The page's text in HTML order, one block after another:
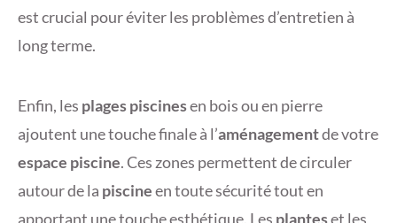
est crucial pour éviter les problèmes d’entretien à
long terme.
Enfin, les plages piscinesen bois ou en pierre
ajoutent une touche finale à l’aménagementde votre
espace piscine. Ces zones permettent de circuler
autour de la piscineen toute sécurité tout en
apportant une touche esthétique. Les planteset les